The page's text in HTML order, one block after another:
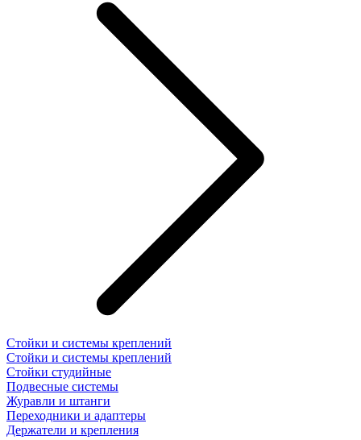
Стойки и системы креплений
Стойки и системы креплений
Стойки студийные
Подвесные системы
Журавли и штанги
Переходники и адаптеры
Держатели и крепления